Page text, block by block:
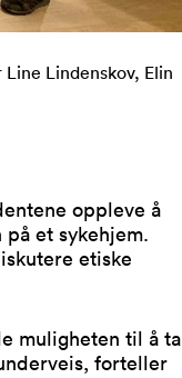
Lindenskov, Elin
oppleve å
et sykehjem.
etiske
muligheten til å ta
forteller